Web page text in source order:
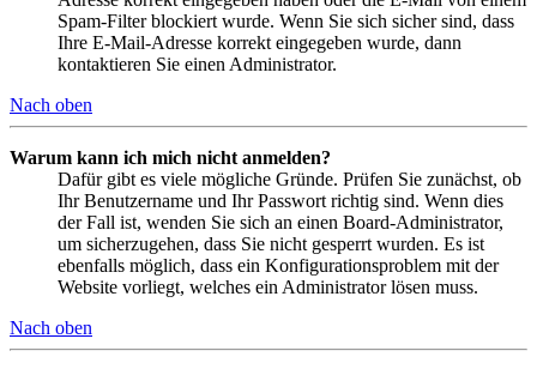
Spam-Filter blockiert wurde. Wenn Sie sich sicher sind, dass
Ihre E-Mail-Adresse korrekt eingegeben wurde, dann
kontaktieren Sie einen Administrator.
Nach oben
Warum kann ich mich nicht anmelden?
Dafür gibt es viele mögliche Gründe. Prüfen Sie zunächst, ob
Ihr Benutzername und Ihr Passwort richtig sind. Wenn dies
der Fall ist, wenden Sie sich an einen Board-Administrator,
um sicherzugehen, dass Sie nicht gesperrt wurden. Es ist
ebenfalls möglich, dass ein Konfigurationsproblem mit der
Website vorliegt, welches ein Administrator lösen muss.
Nach oben